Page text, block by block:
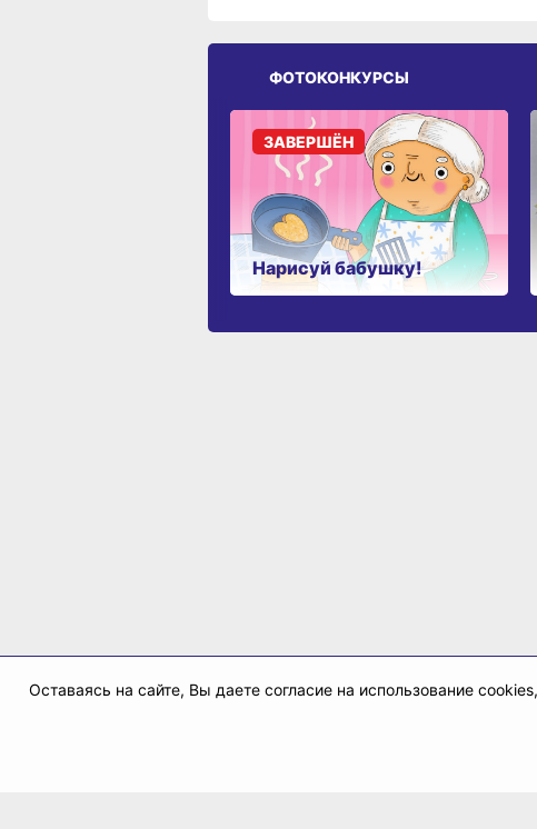
ФОТОКОНКУРСЫ
Нарисуй бабушку!
ЗАВЕРШЁН
Оставаясь на сайте, Вы даете согласие на использование